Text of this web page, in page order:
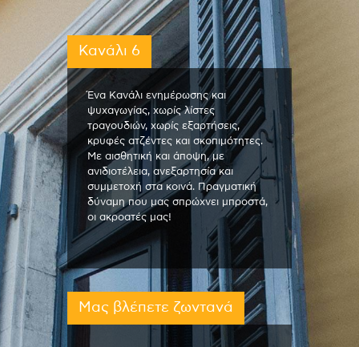
Κανάλι 6
Ένα Κανάλι ενημέρωσης και
ψυχαγωγίας, χωρίς λίστες
τραγουδιών, χωρίς εξαρτήσεις,
κρυφές ατζέντες και σκοπιμότητες.
Με αισθητική και άποψη, με
ανιδιοτέλεια, ανεξαρτησία και
συμμετοχή στα κοινά. Πραγματική
δύναμη που μας σπρώχνει μπροστά,
οι ακροατές μας!
Μας βλέπετε ζωντανά